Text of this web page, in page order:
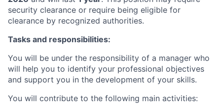
security clearance or require being eligible for
clearance by recognized authorities.
Tasks and responsibilities:
You will be under the responsibility of a manager who
will help you to identify your professional objectives
and support you in the development of your skills.
You will contribute to the following main activities: